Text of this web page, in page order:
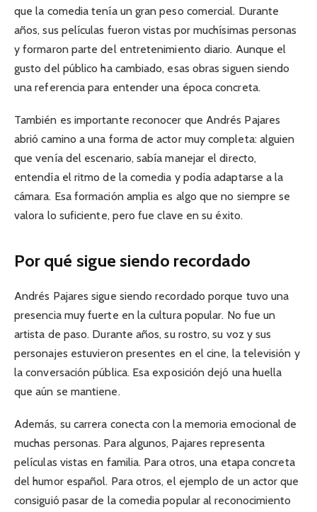
que la comedia tenía un gran peso comercial. Durante
años, sus películas fueron vistas por muchísimas personas
y formaron parte del entretenimiento diario. Aunque el
gusto del público ha cambiado, esas obras siguen siendo
una referencia para entender una época concreta.
También es importante reconocer que Andrés Pajares
abrió camino a una forma de actor muy completa: alguien
que venía del escenario, sabía manejar el directo,
entendía el ritmo de la comedia y podía adaptarse a la
cámara. Esa formación amplia es algo que no siempre se
valora lo suficiente, pero fue clave en su éxito.
Por qué sigue siendo recordado
Andrés Pajares sigue siendo recordado porque tuvo una
presencia muy fuerte en la cultura popular. No fue un
artista de paso. Durante años, su rostro, su voz y sus
personajes estuvieron presentes en el cine, la televisión y
la conversación pública. Esa exposición dejó una huella
que aún se mantiene.
Además, su carrera conecta con la memoria emocional de
muchas personas. Para algunos, Pajares representa
películas vistas en familia. Para otros, una etapa concreta
del humor español. Para otros, el ejemplo de un actor que
consiguió pasar de la comedia popular al reconocimiento